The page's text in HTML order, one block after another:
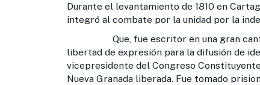
Durante el levantamiento de 1810 en
integró al combate por la unidad por la
Que, fue escritor en una gran
libertad de expresión para la difusión de
vicepresidente del Congreso
Nueva Granada liberada. Fue tomado